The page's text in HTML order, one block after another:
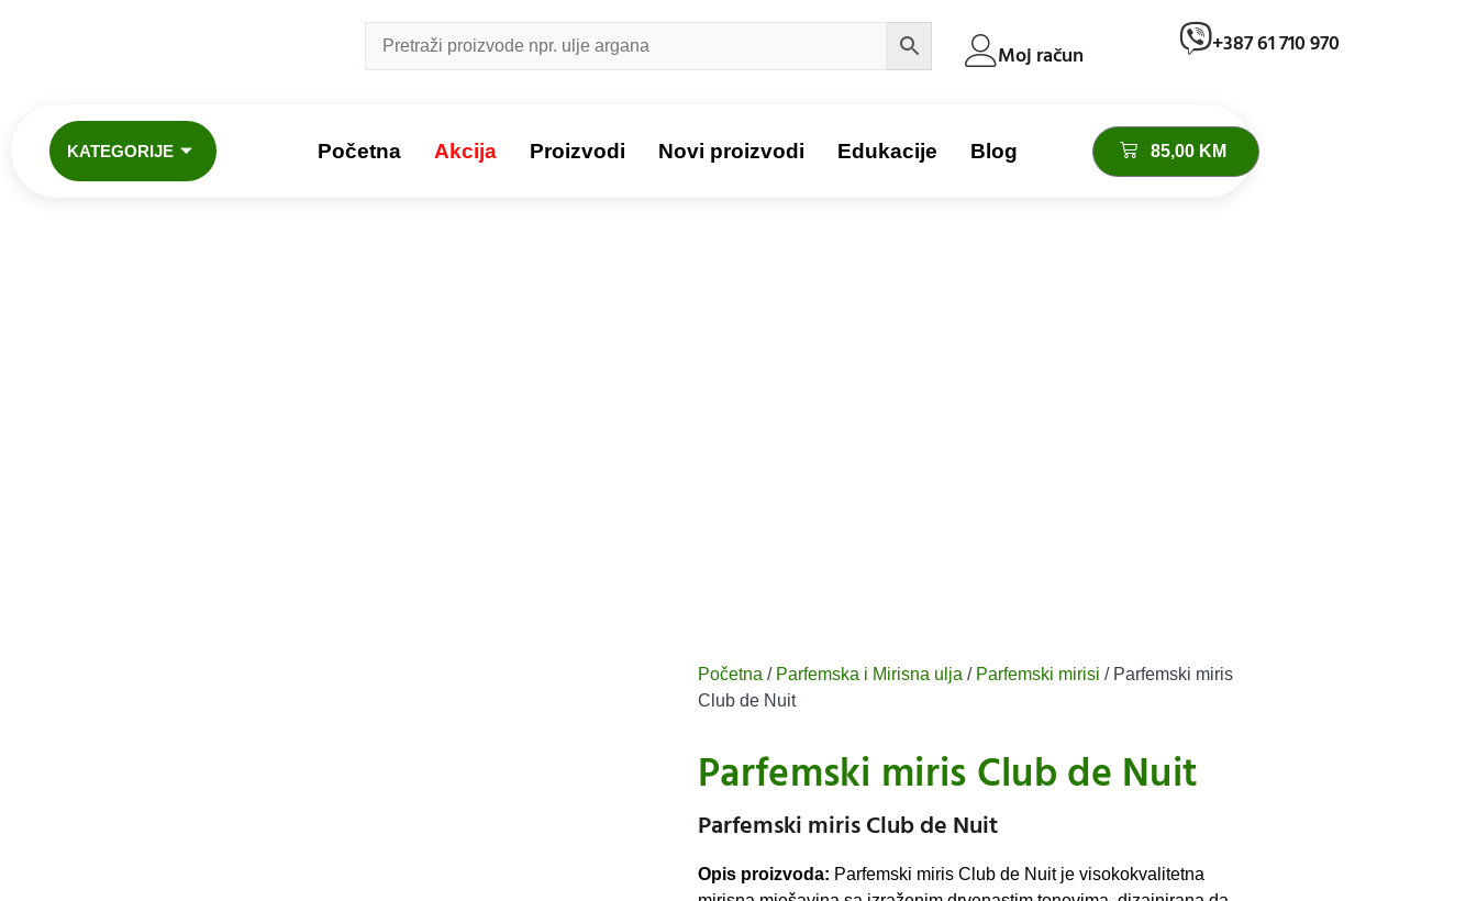
Moj račun +387 61 710 970
KATEGORIJE Početna Akcija Proizvodi Novi proizvodi Edukacije Blog 85,00 KM
Početna / Parfemska i Mirisna ulja / Parfemski mirisi / Parfemski miris
Club de Nuit
Parfemski miris Club de Nuit
Parfemski miris Club de Nuit
Opis proizvoda: Parfemski miris Club de Nuit je visokokvalitetna